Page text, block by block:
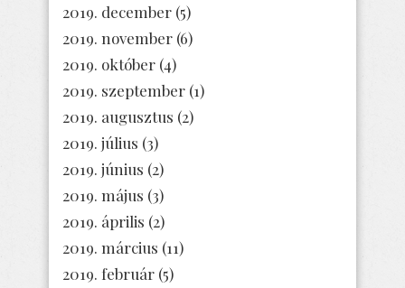
2019. december (5)
2019. november (6)
2019. október (4)
2019. szeptember (1)
2019. augusztus (2)
2019. július (3)
2019. június (2)
2019. május (3)
2019. április (2)
2019. március (11)
2019. február (5)